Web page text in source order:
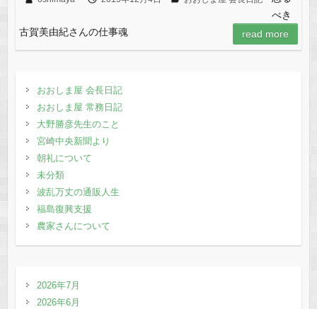
e
b
o
k
o
d
n
べき
古賀美由紀さんの仕事魂
read more
おおしま屋 会長日記
おおしま屋 常務日記
大野勝彦先生のこと
宮崎中央新聞より
朝礼について
未分類
波乱万丈の通販人生
福島復興支援
農家さんについて
2026年7月
2026年6月